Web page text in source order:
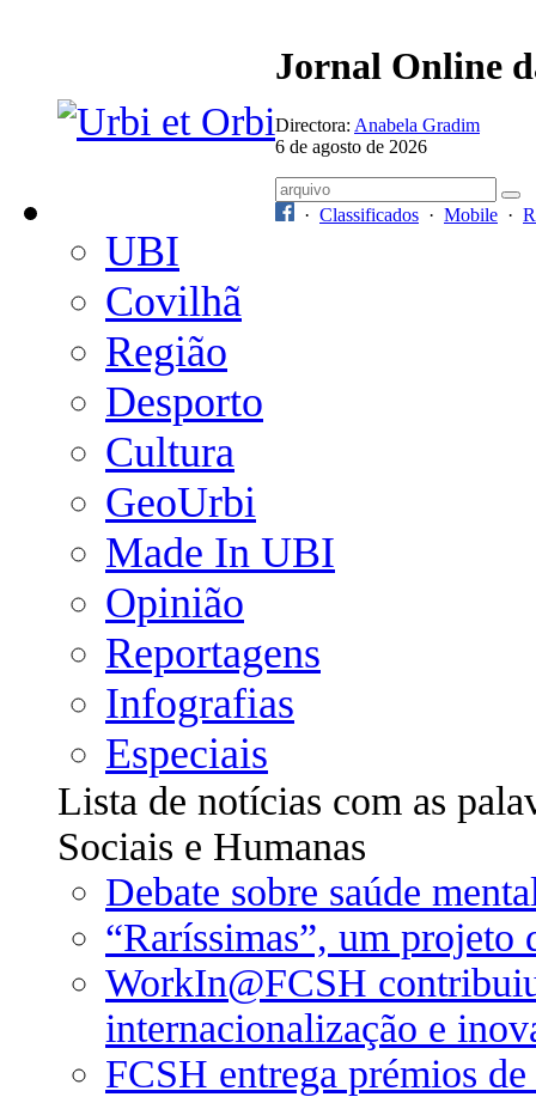
Jornal Online
Directora: Anabela Gradim
6 de agosto de 2026
· Classificados · Mobile ·
UBI
Covilhã
Região
Desporto
Cultura
GeoUrbi
Made In UBI
Opinião
Reportagens
Infografias
Especiais
Lista de notícias com as
Sociais e Humanas
Debate sobre saúde
“Raríssimas”, um projeto
WorkIn@FCSH
internacionalização e
FCSH entrega prémios